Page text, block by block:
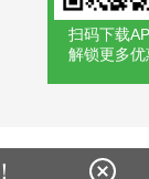
扫码下载
解锁更多优